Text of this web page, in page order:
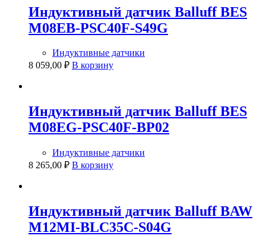
Индуктивный датчик Balluff BES
M08EB-PSC40F-S49G
Индуктивные датчики
8 059,00 ₽ В корзину
Индуктивный датчик Balluff BES
M08EG-PSC40F-BP02
Индуктивные датчики
8 265,00 ₽ В корзину
Индуктивный датчик Balluff BAW
M12MI-BLC35C-S04G